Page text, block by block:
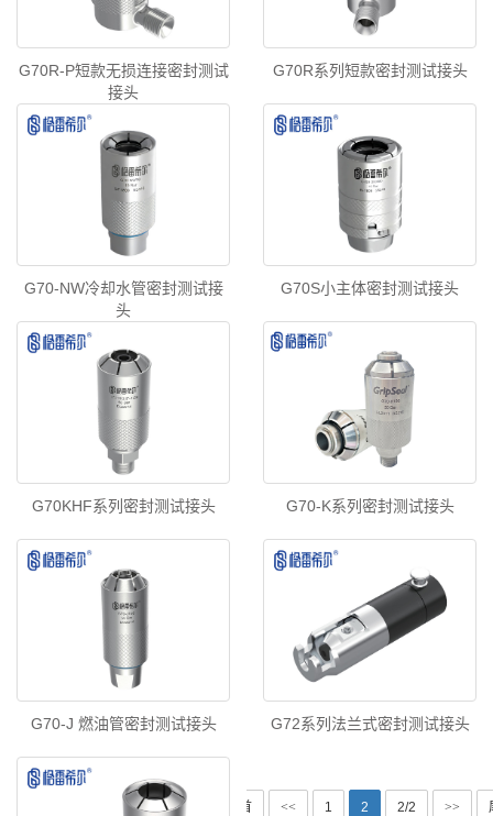
G70R-P短款无损连接密封测试
接头
G70R系列短款密封测试接头
G70-NW冷却水管密封测试接
头
G70S小主体密封测试接头
G70KHF系列密封测试接头 G70-K系列密封测试接头
G70-J 燃油管密封测试接头 G72系列法兰式密封测试接头
首
<< 1 2 2/2 >>